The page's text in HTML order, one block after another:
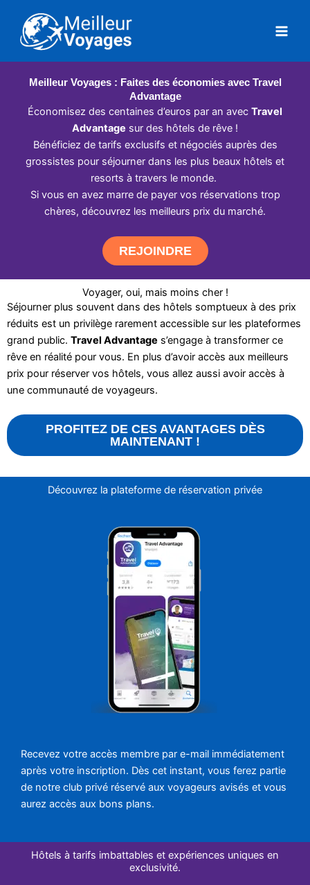
contenu
Meilleur Voyages : Faites des économies avec Travel
Advantage
Économisez des centaines d’euros par an avec Travel
Advantage sur des hôtels de rêve !
Bénéficiez de tarifs exclusifs et négociés auprès des
grossistes pour séjourner dans les plus beaux hôtels et
resorts à travers le monde.
Si vous en avez marre de payer vos réservations trop
chères, découvrez les meilleurs prix du marché.
REJOINDRE
Voyager, oui, mais moins cher !
Séjourner plus souvent dans des hôtels somptueux à des prix
réduits est un privilège rarement accessible sur les plateformes
grand public. Travel Advantage s’engage à transformer ce
rêve en réalité pour vous. En plus d’avoir accès aux meilleurs
prix pour réserver vos hôtels, vous allez aussi avoir accès à
une communauté de voyageurs.
PROFITEZ DE CES AVANTAGES DÈS
MAINTENANT !
Découvrez la plateforme de réservation privée
Recevez votre accès membre par e-mail immédiatement
après votre inscription. Dès cet instant, vous ferez partie
de notre club privé réservé aux voyageurs avisés et vous
aurez accès aux bons plans.
Hôtels à tarifs imbattables et expériences uniques en
exclusivité.